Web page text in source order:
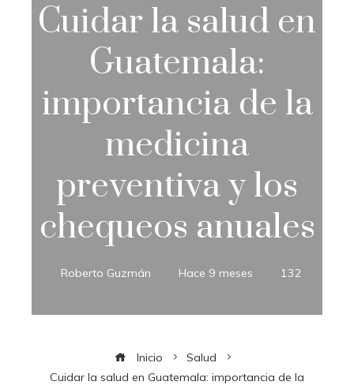
Cuidar la salud en
Guatemala:
importancia de la
medicina
preventiva y los
chequeos anuales
Roberto Guzmán Hace 9 meses 132
Inicio
Salud
Cuidar la salud en Guatemala: importancia de la